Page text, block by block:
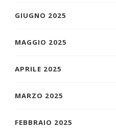
GIUGNO 2025
MAGGIO 2025
APRILE 2025
MARZO 2025
FEBBRAIO 2025